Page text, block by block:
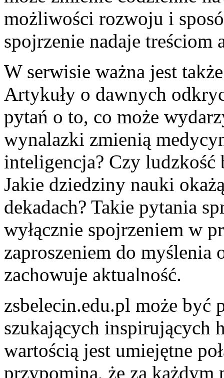
możliwości rozwoju i
spojrzenie nadaje treściom
W serwisie ważna jest
Artykuły o dawnych
pytań o to, co może
wynalazki zmienią
inteligencja? Czy ludzkość
Jakie dziedziny nauki
dekadach? Takie pytania
wyłącznie spojrzeniem w
zaproszeniem do myślenia
zachowuje aktualność.
zsbelecin.edu.pl może być
szukających inspirujących
wartością jest umiejętne
przypomina, że za każdym